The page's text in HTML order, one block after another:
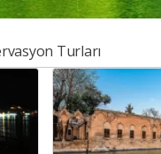
Turları